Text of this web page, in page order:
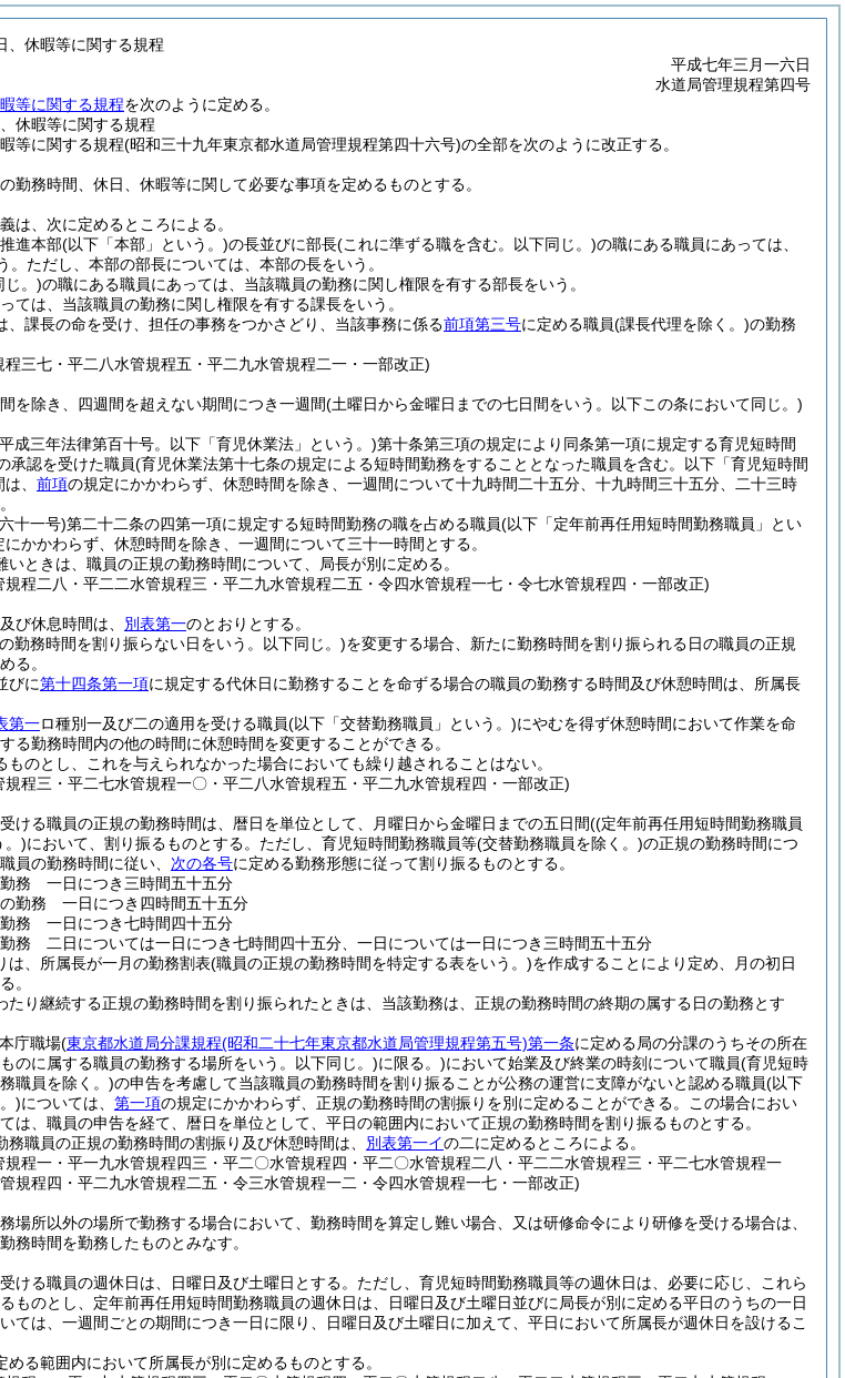
、休暇等に関する規程
平成七年三月一六日
水道局管理規程第四号
等に関する規程を次のように定める。
休暇等に関する規程
等に関する規程(昭和三十九年東京都水道局管理規程第四十六号)の全部を次のように改正する。
勤務時間、休日、休暇等に関して必要な事項を定めるものとする。
は、次に定めるところによる。
進本部(以下「本部」という。)の長並びに部長(これに準ずる職を含む。以下同じ。)の職にある職員にあっては、
。 ただし、本部の部長については、本部の長をいう。
じ。)の職にある職員にあっては、当該職員の勤務に関し権限を有する部長をいう。
ては、当該職員の勤務に関し権限を有する課長をいう。
、課長の命を受け、担任の事務をつかさどり、当該事務に係る前項第三号に定める職員(課長代理を除く。)の勤務
三七・平二八水管規程五・平二九水管規程二一・一部改正)
を除き、四週間を超えない期間につき一週間(土曜日から金曜日までの七日間をいう。以下この条において同じ。)
成三年法律第百十号。以下「育児休業法」という。)第十条第三項の規定により同条第一項に規定する育児短時間
承認を受けた職員(育児休業法第十七条の規定による短時間勤務をすることとなった職員を含む。以下「育児短時間
、 前項の規定にかかわらず、休憩時間を除き、一週間について十九時間二十五分、十九時間三十五分、二十三時
十一号)第二十二条の四第一項に規定する短時間勤務の職を占める職員(以下「定年前再任用短時間勤務職員」とい
にかかわらず、休憩時間を除き、一週間について三十一時間とする。
いときは、職員の正規の勤務時間について、局長が別に定める。
程二八・平二二水管規程三・平二九水管規程二五・令四水管規程一七・令七水管規程四・一部改正)
び休息時間は、 別表第一のとおりとする。
勤務時間を割り振らない日をいう。以下同じ。)を変更する場合、新たに勤務時間を割り振られる日の職員の正規
る。
びに第十四条第一項に規定する代休日に勤務することを命ずる場合の職員の勤務する時間及び休憩時間は、所属長
第一ロ種別一及び二の適用を受ける職員(以下「交替勤務職員」という。)にやむを得ず休憩時間において作業を命
る勤務時間内の他の時間に休憩時間を変更することができる。
のとし、これを与えられなかった場合においても繰り越されることはない。
程三・平二七水管規程一〇・平二八水管規程五・平二九水管規程四・一部改正)
ける職員の正規の勤務時間は、暦日を単位として、月曜日から金曜日までの五日間((定年前再任用短時間勤務職員
。)において、割り振るものとする。 ただし、育児短時間勤務職員等(交替勤務職員を除く。)の正規の勤務時間につ
員の勤務時間に従い、 次の各号に定める勤務形態に従って割り振るものとする。
務 一日につき三時間五十五分
勤務 一日につき四時間五十五分
務 一日につき七時間四十五分
務 二日については一日につき七時間四十五分、一日については一日につき三時間五十五分
は、所属長が一月の勤務割表(職員の正規の勤務時間を特定する表をいう。)を作成することにより定め、月の初日
。
り継続する正規の勤務時間を割り振られたときは、当該勤務は、正規の勤務時間の終期の属する日の勤務とす
庁職場(東京都水道局分課規程(昭和二十七年東京都水道局管理規程第五号)第一条に定める局の分課のうちその所在
のに属する職員の勤務する場所をいう。以下同じ。)に限る。)において始業及び終業の時刻について職員(育児短時
職員を除く。)の申告を考慮して当該職員の勤務時間を割り振ることが公務の運営に支障がないと認める職員(以下
)については、 第一項の規定にかかわらず、正規の勤務時間の割振りを別に定めることができる。
この場合におい
は、職員の申告を経て、暦日を単位として、平日の範囲内において正規の勤務時間を割り振るものとする。
職員の正規の勤務時間の割振り及び休憩時間は、 別表第一イの二に定めるところによる。
程一・平一九水管規程四三・平二〇水管規程四・平二〇水管規程二八・平二二水管規程三・平二七水管規程一
規程四・平二九水管規程二五・令三水管規程一二・令四水管規程一七・一部改正)
場所以外の場所で勤務する場合において、勤務時間を算定し難い場合、又は研修命令により研修を受ける場合は、
務時間を勤務したものとみなす。
ける職員の週休日は、日曜日及び土曜日とする。 ただし、育児短時間勤務職員等の週休日は、必要に応じ、これら
ものとし、定年前再任用短時間勤務職員の週休日は、日曜日及び土曜日並びに局長が別に定める平日のうちの一日
ては、一週間ごとの期間につき一日に限り、日曜日及び土曜日に加えて、平日において所属長が週休日を設けるこ
る範囲内において所属長が別に定めるものとする。